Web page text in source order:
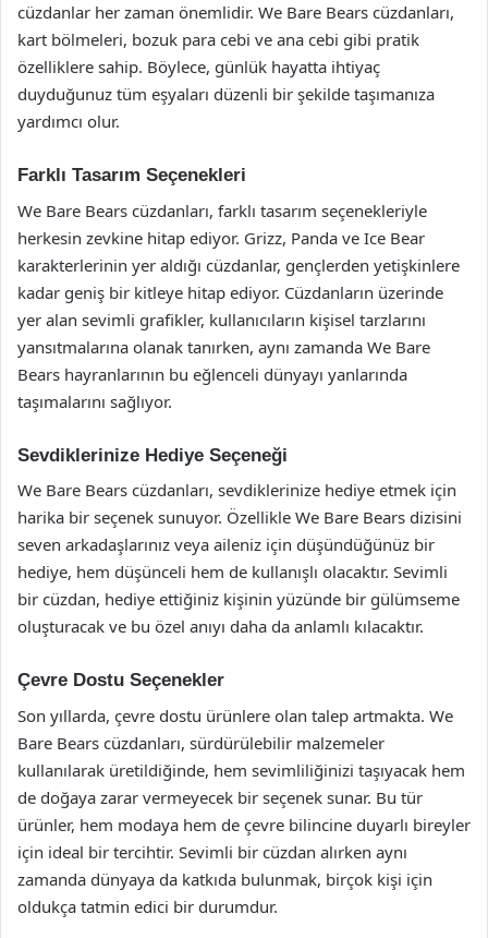
cüzdanlar her zaman önemlidir. We Bare Bears cüzdanları,
kart bölmeleri, bozuk para cebi ve ana cebi gibi pratik
özelliklere sahip. Böylece, günlük hayatta ihtiyaç
duyduğunuz tüm eşyaları düzenli bir şekilde taşımanıza
yardımcı olur.
Farklı Tasarım Seçenekleri
We Bare Bears cüzdanları, farklı tasarım seçenekleriyle
herkesin zevkine hitap ediyor. Grizz, Panda ve Ice Bear
karakterlerinin yer aldığı cüzdanlar, gençlerden yetişkinlere
kadar geniş bir kitleye hitap ediyor. Cüzdanların üzerinde
yer alan sevimli grafikler, kullanıcıların kişisel tarzlarını
yansıtmalarına olanak tanırken, aynı zamanda We Bare
Bears hayranlarının bu eğlenceli dünyayı yanlarında
taşımalarını sağlıyor.
Sevdiklerinize Hediye Seçeneği
We Bare Bears cüzdanları, sevdiklerinize hediye etmek için
harika bir seçenek sunuyor. Özellikle We Bare Bears dizisini
seven arkadaşlarınız veya aileniz için düşündüğünüz bir
hediye, hem düşünceli hem de kullanışlı olacaktır. Sevimli
bir cüzdan, hediye ettiğiniz kişinin yüzünde bir gülümseme
oluşturacak ve bu özel anıyı daha da anlamlı kılacaktır.
Çevre Dostu Seçenekler
Son yıllarda, çevre dostu ürünlere olan talep artmakta. We
Bare Bears cüzdanları, sürdürülebilir malzemeler
kullanılarak üretildiğinde, hem sevimliliğinizi taşıyacak hem
de doğaya zarar vermeyecek bir seçenek sunar. Bu tür
ürünler, hem modaya hem de çevre bilincine duyarlı bireyler
için ideal bir tercihtir. Sevimli bir cüzdan alırken aynı
zamanda dünyaya da katkıda bulunmak, birçok kişi için
oldukça tatmin edici bir durumdur.